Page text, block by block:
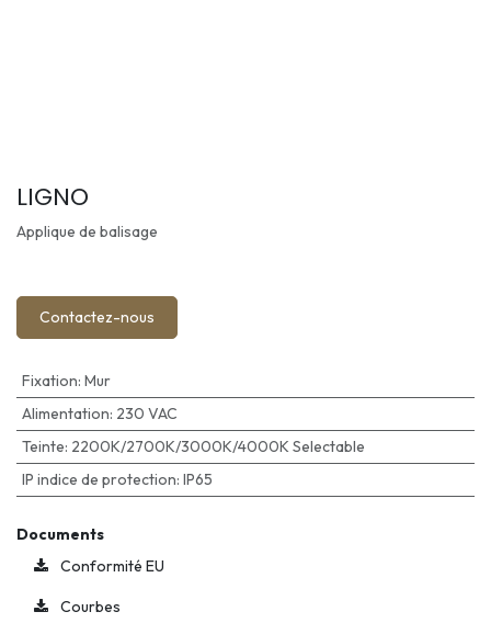
LIGNO
Applique de balisage
Contactez-nous
Fixation: Mur
Alimentation: 230 VAC
Teinte: 2200K/2700K/3000K/4000K Selectable
IP indice de protection: IP65
Documents
Conformité EU
Courbes